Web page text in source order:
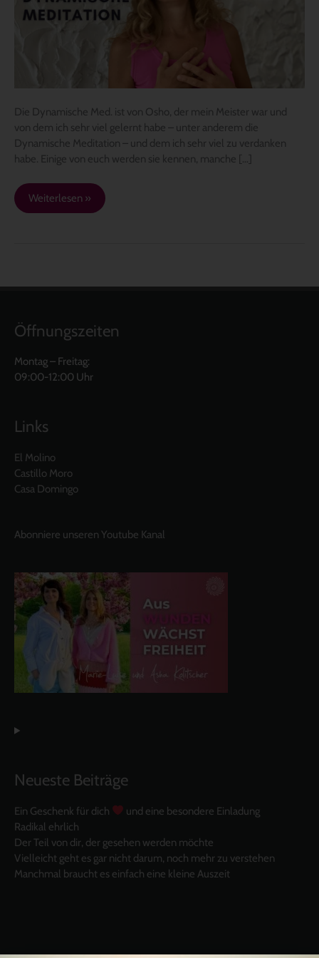
Die Dynamische Med. ist von Osho, der mein Meister war und
von dem ich sehr viel gelernt habe – unter anderem die
Dynamische Meditation – und dem ich sehr viel zu verdanken
habe. Einige von euch werden sie kennen, manche […]
wertvoll
Weiterlesen »
Öffnungszeiten
Montag – Freitag:
09:00-12:00 Uhr
Links
El Molino
Castillo Moro
Casa Domingo
Abonniere unseren Youtube Kanal
Neueste Beiträge
Ein Geschenk für dich
und eine besondere Einladung
Radikal ehrlich
Der Teil von dir, der gesehen werden möchte
Vielleicht geht es gar nicht darum, noch mehr zu verstehen
Manchmal braucht es einfach eine kleine Auszeit